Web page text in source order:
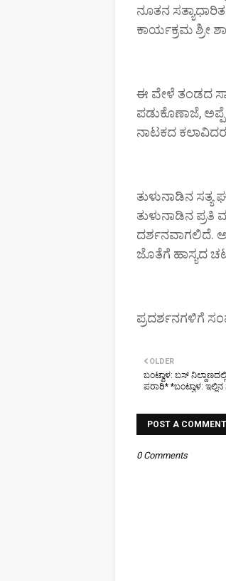
ನೂತನ
ಕಾರ್ಯಕ್ರಮ ಶ್ರೀ
ಈ ವೇಳೆ ತಂಡದ
ಪಡುಕೊಣಾಜೆ,
ನಾಟಕದ
ತುಳುನಾಡಿನ
ತುಳುನಾಡಿನ
ದರ್ಶನವಾಗಲಿದೆ.
ಜೊತೆಗೆ ಹಾಸ್ಯದ
ಪ್ರದರ್ಶನಗಳಿಗೆ
OLDER
ಬಂಟ್ವಾಳ: ಬಸ್
ಪರಾರಿ* *ಬಂಟ್ವಾಳ:
POST A COMMENT
0 Comments